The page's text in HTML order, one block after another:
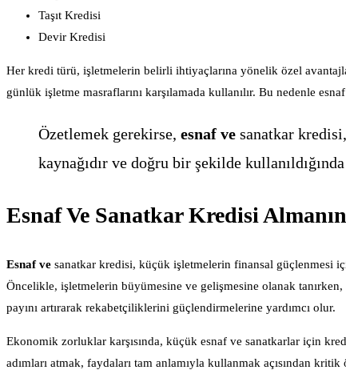
Taşıt Kredisi
Devir Kredisi
Her kredi türü, işletmelerin belirli ihtiyaçlarına yönelik özel
günlük işletme masraflarını karşılamada kullanılır. Bu nedenle
Özetlemek gerekirse, esnaf ve sanatkar
kaynağıdır ve doğru bir şekilde
Esnaf Ve Sanatkar Kredisi
Esnaf ve sanatkar kredisi, küçük işletmelerin finansal güçlenmesi
Öncelikle, işletmelerin büyümesine ve gelişmesine olanak
payını artırarak rekabetçiliklerini güçlendirmelerine yardımcı olur.
Ekonomik zorluklar karşısında, küçük esnaf ve sanatkarlar için
adımları atmak, faydaları tam anlamıyla kullanmak açısından